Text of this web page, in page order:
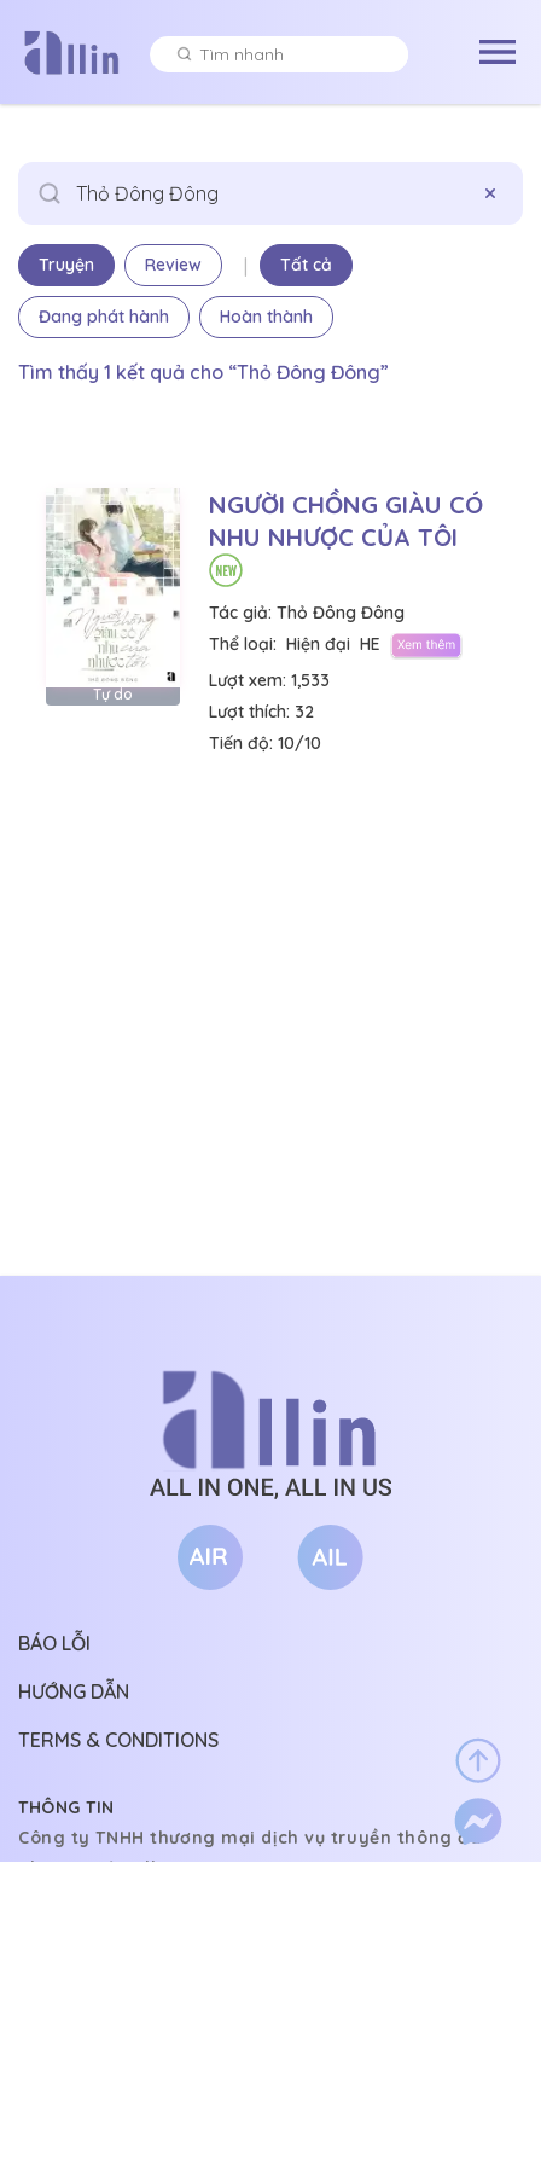
×
Truyện Review | Tất cả
Đang phát hành Hoàn thành
Tìm thấy 1 kết quả cho “Thỏ Đông Đông”
Tự do
NGƯỜI CHỒNG GIÀU CÓ
NHU NHƯỢC CỦA TÔI
Tác giả: Thỏ Đông Đông
Thể loại: Hiện đại HE
Lượt xem: 1,533
Lượt thích: 32
Tiến độ: 10/10
THÔNG TIN
Công ty TNHH thương mại dịch vụ truyền thông đa
phương tiện Allin
BÁO LỖI
HƯỚNG DẪN
TERMS & CONDITIONS